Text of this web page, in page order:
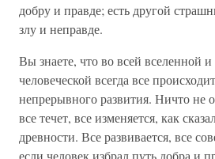
добру и правде; есть другой
злу и неправде.
Вы знаете, что во всей вселенной
человеческой всегда все
непрерывного развития. Ничто не
все течет, все изменяется, как
древности. Все развивается, все
если человек избрал путь добра и